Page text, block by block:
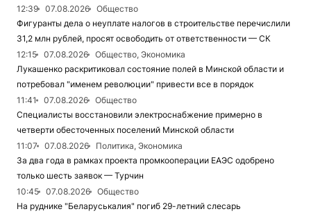
12:39
07.08.2026
Общество
Фигуранты дела о неуплате налогов в строительстве перечислили
31,2 млн рублей, просят освободить от ответственности — СК
12:15
07.08.2026
Общество, Экономика
Лукашенко раскритиковал состояние полей в Минской области и
потребовал "именем революции" привести все в порядок
11:41
07.08.2026
Общество
Специалисты восстановили электроснабжение примерно в
четверти обесточенных поселений Минской области
11:07
07.08.2026
Политика, Экономика
За два года в рамках проекта промкооперации ЕАЭС одобрено
только шесть заявок — Турчин
10:45
07.08.2026
Общество
На руднике "Беларуськалия" погиб 29-летний слесарь